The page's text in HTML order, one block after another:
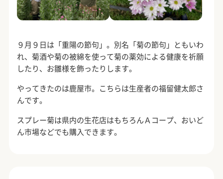
９月９日は「重陽の節句」。別名「菊の節句」ともいわ
れ、菊酒や菊の被綿を使って菊の薬効による健康を祈願
したり、お雛様を飾ったりします。
やってきたのは鹿屋市。こちらは生産者の福留健太郎さ
んです。
スプレー菊は県内の生花店はもちろんＡコープ、おいど
ん市場などでも購入できます。